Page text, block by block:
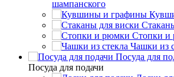
шампанского
Стопки и
Чашки из
Посуда для
Посуда для подачи